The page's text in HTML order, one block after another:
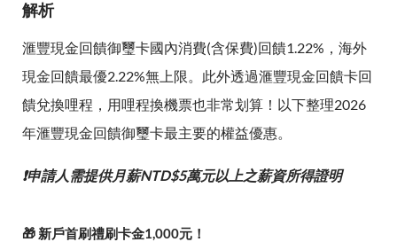
解析
滙豐現金回饋御璽卡國內消費(含保費)回饋1.22%，海外
現金回饋最優2.22%無上限。此外透過滙豐現金回饋卡回
饋兌換哩程，用哩程換機票也非常划算！以下整理2026
年滙豐現金回饋御璽卡最主要的權益優惠。
❗申請人需提供月薪NTD$5萬元以上之薪資所得證明
🎁 新戶首刷禮刷卡金1,000元！